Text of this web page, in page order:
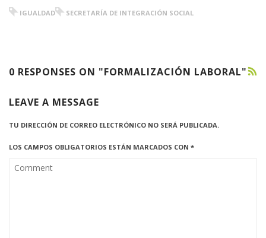
IGUALDAD SECRETARÍA DE INTEGRACIÓN SOCIAL
0 RESPONSES ON "FORMALIZACIÓN LABORAL"
LEAVE A MESSAGE
TU DIRECCIÓN DE CORREO ELECTRÓNICO NO SERÁ PUBLICADA.
LOS CAMPOS OBLIGATORIOS ESTÁN MARCADOS CON *